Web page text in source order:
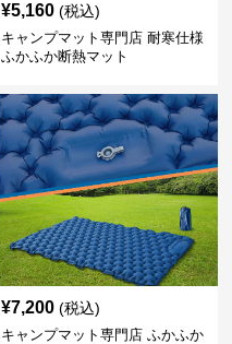
¥5,160 (税込)
キャンプマット専門店 耐寒仕様
ふかふか断熱マット
¥7,200 (税込)
キャンプマット専門店 ふかふか